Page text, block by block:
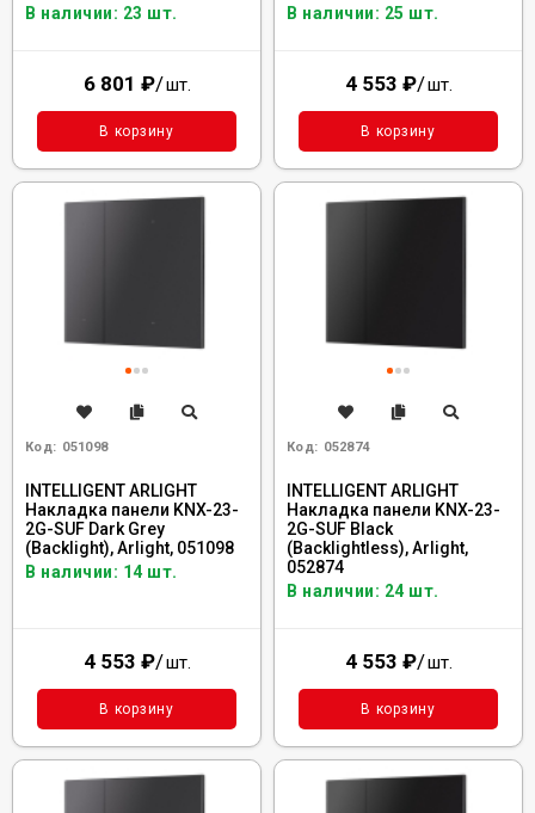
В наличии: 23 шт.
6 801 ₽/шт.
В корзину
В наличии: 25 шт.
4 553 ₽/шт.
В корзину
Код: 051098
INTELLIGENT ARLIGHT
Накладка панели KNX-23-
2G-SUF Dark Grey
(Backlight), Arlight, 051098
В наличии: 14 шт.
4 553 ₽/шт.
В корзину
Код: 052874
INTELLIGENT ARLIGHT
Накладка панели KNX-23-
2G-SUF Black
(Backlightless), Arlight,
052874
В наличии: 24 шт.
4 553 ₽/шт.
В корзину